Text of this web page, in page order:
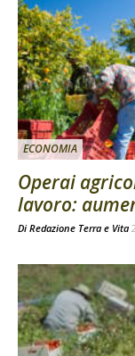
ECONOMIA
Operai
lavoro:
Di Redazione Terra e Vita